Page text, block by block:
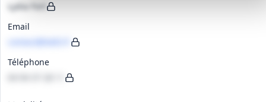
Lydia Fort
Email
Téléphone